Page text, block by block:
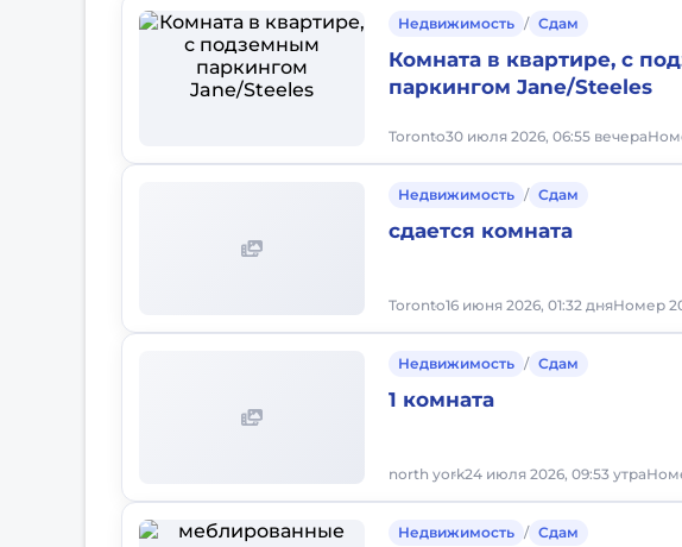
Недвижимость / Сдам
Комната в квартире, с
паркингом Jane/Steeles
Toronto30 июля 2026, 06:55 вечера
Недвижимость / Сдам
сдается комната
Toronto16 июня 2026, 01:32 дняНомер
Недвижимость / Сдам
1 комната
north york24 июля 2026, 09:53 утра
Недвижимость / Сдам